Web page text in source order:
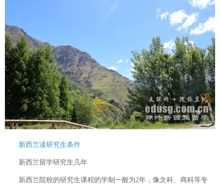
新西兰读研究生条件
新西兰留学研究生几年
新西兰院校的研究生课程的学制一般为2年，像文科、商科等专